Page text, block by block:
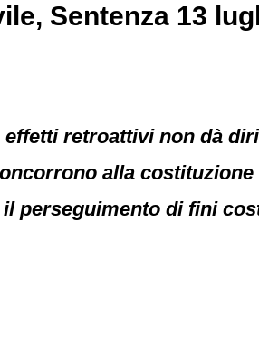
, Sentenza 13
effetti retroattivi non dà
alla
perseguimento di fini